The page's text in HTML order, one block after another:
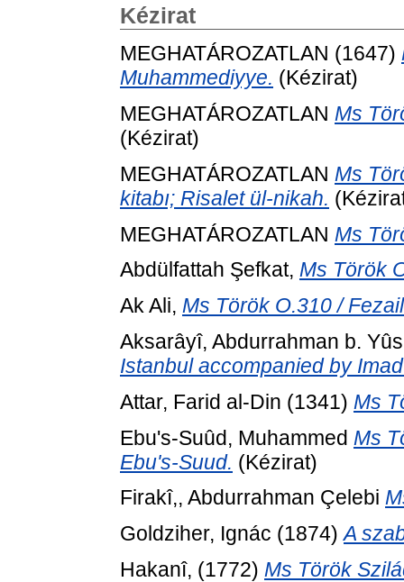
Kézirat
MEGHATÁROZATLAN (1647)
Muhammediyye. (Kézirat)
MEGHATÁROZATLAN Ms
(Kézirat)
MEGHATÁROZATLAN Ms
kitabı; Risalet ül-nikah.
MEGHATÁROZATLAN Ms
Abdülfattah Şefkat, Ms Török
Ak Ali, Ms Török O.310 /
Aksarâyî, Abdurrahman b.
Istanbul accompanied by
Attar, Farid al-Din (1341) Ms
Ebu's-Suûd, Muhammed Ms
Ebu's-Suud. (Kézirat)
Firakî,, Abdurrahman Çelebi
Goldziher, Ignác (1874)A
Hakanî, (1772) Ms Török